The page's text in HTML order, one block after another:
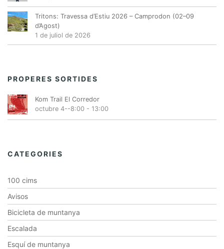
Tritons: Travessa d’Estiu 2026 – Camprodon (02–09
d’Agost)
1 de juliol de 2026
PROPERES SORTIDES
Kom Trail El Corredor
octubre 4--8:00 - 13:00
CATEGORIES
100 cims
Avisos
Bicicleta de muntanya
Escalada
Esquí de muntanya